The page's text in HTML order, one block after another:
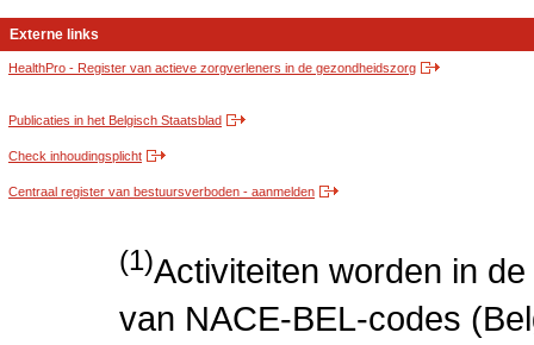
Externe links
HealthPro - Register van actieve zorgverleners in de gezondheidszorg
Publicaties in het Belgisch Staatsblad
Check inhoudingsplicht
Centraal register van bestuursverboden - aanmelden
(1)Activiteiten worden in
van NACE-BEL-codes